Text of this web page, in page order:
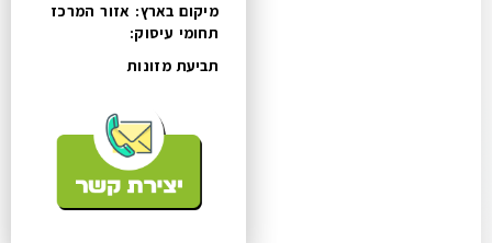
מיקום בארץ: אזור המרכז
תחומי עיסוק:
תביעת מזונות